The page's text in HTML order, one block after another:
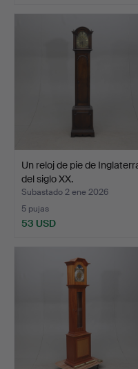
Un reloj de pie de
del siglo XX.
Subastado 2 ene 2026
5 pujas
53 USD